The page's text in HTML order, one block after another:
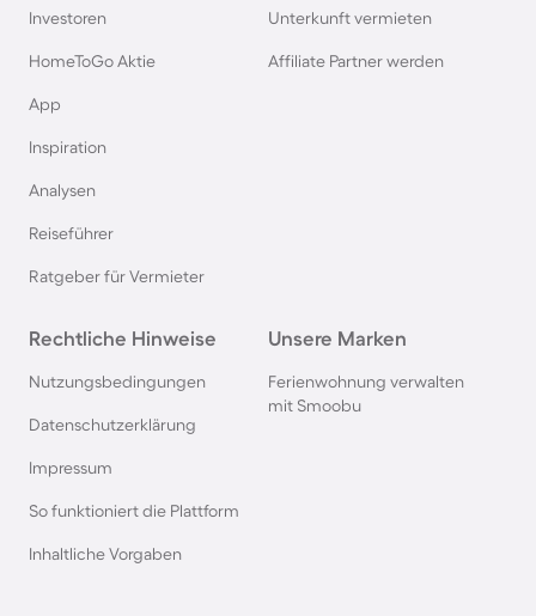
Ferienwohnungen mit Meerblick auf Amrum
Ferienwohnungen mit Meerblick in Grömitz
Timmendorfer Strand
Ferienwohnungen mit Meerblick in Heiligenhafen
Ferienwohnungen mit Meerblick in Duhnen
Investoren
HomeToGo Aktie
App
Inspiration
Analysen
Reiseführer
Ratgeber für Vermieter
Unterkunft vermieten
Affiliate Partner werden
Rechtliche Hinweise
Nutzungsbedingungen
Datenschutzerklärung
Impressum
So funktioniert die Plattform
Inhaltliche Vorgaben
Unsere Marken
Ferienwohnung verwalten
mit Smoobu